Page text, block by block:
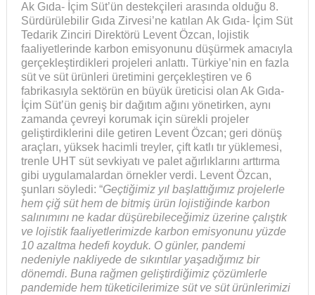
Ak Gıda- İçim Süt’ün destekçileri arasında olduğu 8.
Sürdürülebilir Gıda Zirvesi’ne katılan Ak Gıda- İçim Süt
Tedarik Zinciri Direktörü Levent Özcan, lojistik
faaliyetlerinde karbon emisyonunu düşürmek amacıyla
gerçekleştirdikleri projeleri anlattı. Türkiye’nin en fazla
süt ve süt ürünleri üretimini gerçekleştiren ve 6
fabrikasıyla sektörün en büyük üreticisi olan Ak Gıda-
İçim Süt’ün geniş bir dağıtım ağını yönetirken, aynı
zamanda çevreyi korumak için sürekli projeler
geliştirdiklerini dile getiren Levent Özcan; geri dönüş
araçları, yüksek hacimli treyler, çift katlı tır yüklemesi,
trenle UHT süt sevkiyatı ve palet ağırlıklarını arttırma
gibi uygulamalardan örnekler verdi. Levent Özcan,
şunları söyledi: “Geçtiğimiz yıl başlattığımız projelerle
hem çiğ süt hem de bitmiş ürün lojistiğinde karbon
salınımını ne kadar düşürebileceğimiz üzerine çalıştık
ve lojistik faaliyetlerimizde karbon emisyonunu yüzde
10 azaltma hedefi koyduk. O günler, pandemi
nedeniyle nakliyede de sıkıntılar yaşadığımız bir
dönemdi. Buna rağmen geliştirdiğimiz çözümlerle
pandemide hem tüketicilerimize süt ve süt ürünlerimizi